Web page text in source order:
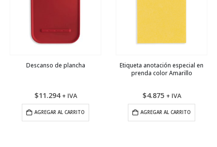
Descanso de plancha
$11.294 + IVA
AGREGAR AL CARRITO
Etiqueta anotación especial en
prenda color Amarillo
$4.875 + IVA
AGREGAR AL CARRITO